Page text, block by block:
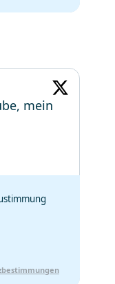
mein